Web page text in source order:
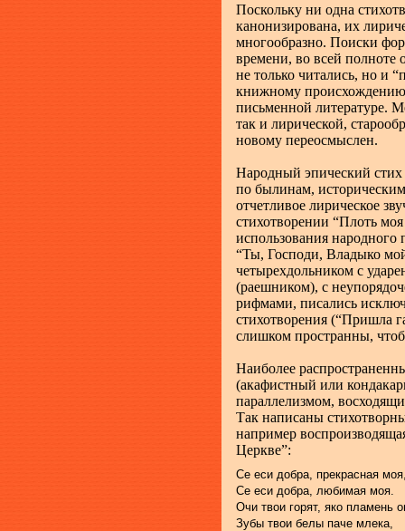
Поскольку ни одна
канонизирована, их
многообразно. Поиски
времени, во всей полноте
не только читались, но и
книжному
письменной литературе.
так и лирической,
новому переосмыслен.
Народный эпический стих
по былинам,
отчетливое лирическое
стихотворении “Плоть
использования народного
“Ты, Господи, Владыко
четырехдольником с
(раешником), с
рифмами, писались
стихотворения (“Пришла
слишком пространны,
Наиболее
(акафистный или
параллелизмом,
Так написаны
например
Церкве”:
Се еси добра, прекрасная
Се еси добра, любимая моя.
Очи твои горят, яко пламень
Зубы твои белы паче млека,